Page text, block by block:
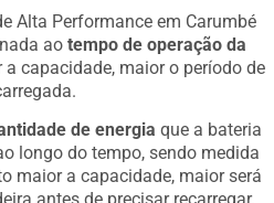
Alta Performance em Carumbé
aotempo de operação da
a capacidade, maior o período de
de energia que a bateria
longo do tempo, sendo medida
maior a capacidade, maior será
antes de precisar recarregar.